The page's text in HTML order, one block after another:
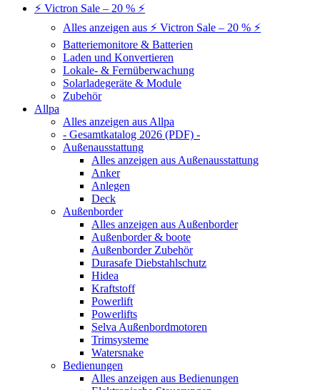
⚡ Victron Sale – 20 % ⚡
Alles anzeigen aus ⚡ Victron Sale – 20 % ⚡
Batteriemonitore & Batterien
Laden und Konvertieren
Lokale- & Fernüberwachung
Solarladegeräte & Module
Zubehör
Allpa
Alles anzeigen aus Allpa
- Gesamtkatalog 2026 (PDF) -
Außenausstattung
Alles anzeigen aus Außenausstattung
Anker
Anlegen
Deck
Außenborder
Alles anzeigen aus Außenborder
Außenborder & boote
Außenborder Zubehör
Durasafe Diebstahlschutz
Hidea
Kraftstoff
Powerlift
Powerlifts
Selva Außenbordmotoren
Trimsysteme
Watersnake
Bedienungen
Alles anzeigen aus Bedienungen